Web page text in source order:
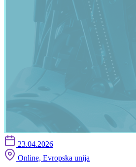
23.04.2026
Online, Evropska unija